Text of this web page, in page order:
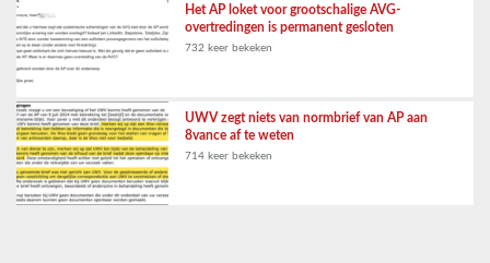
Het AP loket voor grootschalige AVG-
overtredingen is permanent gesloten
732 keer bekeken
UWV zegt niets van normbrief van AP aan
8vance af te weten
714 keer bekeken